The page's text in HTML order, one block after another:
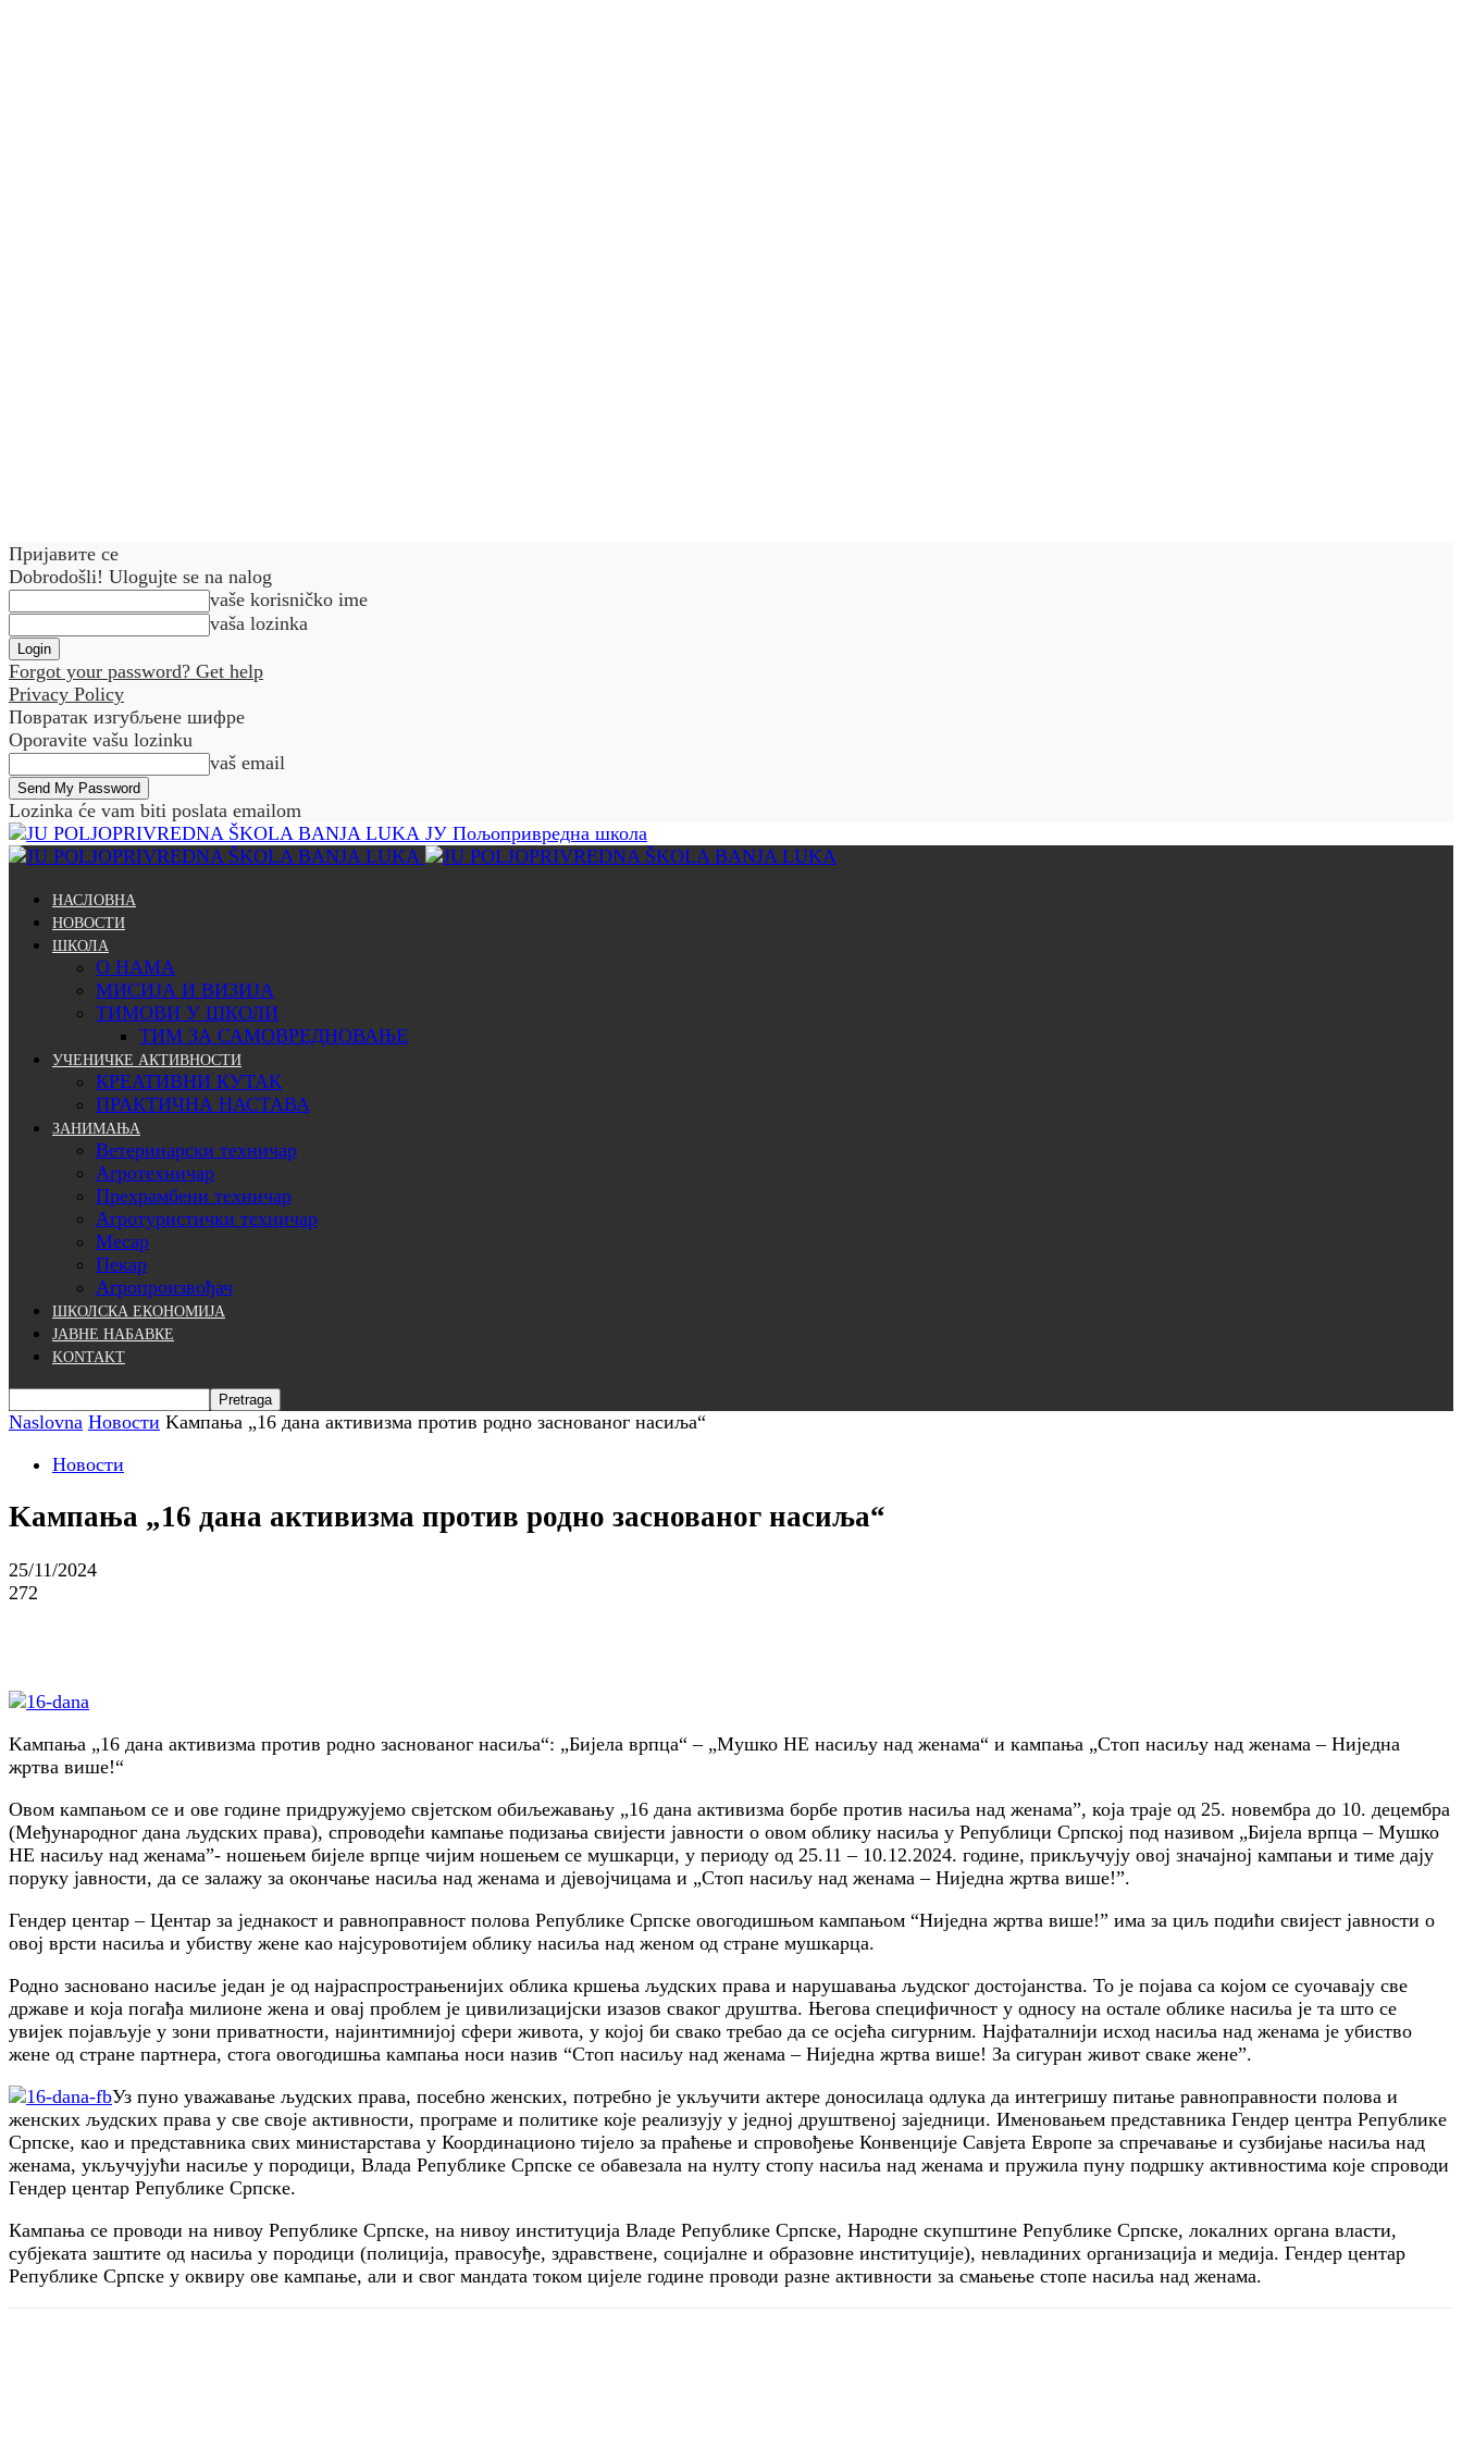
Пријавите се
Dobrodošli! Ulogujte se na nalog
vaše korisničko ime
vaša lozinka
Forgot your password? Get help
Privacy Policy
Повратак изгубљене шифре
Oporavite vašu lozinku
vaš email
Lozinka će vam biti poslata emailom
ЈУ Пољопривредна школа
НАСЛОВНА
НОВОСТИ
ШКОЛА
О НАМА
МИСИЈА И ВИЗИЈА
ТИМОВИ У ШКОЛИ
ТИМ ЗА САМОВРЕДНОВАЊЕ
УЧЕНИЧКЕ АКТИВНОСТИ
КРЕАТИВНИ КУТАК
ПРАКТИЧНА НАСТАВА
ЗАНИМАЊА
Ветеринарски техничар
Агротехничар
Прехрамбени техничар
Агротуристички техничар
Месар
Пекар
Агропроизвођач
ШКОЛСКА ЕКОНОМИЈА
ЈАВНЕ НАБАВКЕ
KONTAKT
Naslovna Новости Kампања „16 дана активизма против родно заснованог насиља“
Новости
Kампања „16 дана активизма против родно заснованог насиља“
25/11/2024
272
Kампања „16 дана активизма против родно заснованог насиља“: „Бијела врпца“ – „Мушко НЕ насиљу над женама“ и кампањa „Стоп насиљу над женама – Ниједна
жртва више!“
Овом кампањом се и ове године придружујемо свјетском обиљежавању „16 дана активизма борбе против насиља над женама”, која траје од 25. новембра до 10. децембра
(Међународног дана људских права), спроводећи кампање подизања свијести јавности о овом облику насиља у Републици Српској под називом „Бијела врпца – Мушко
НЕ насиљу над женама”- ношењем бијеле врпце чијим ношењем се мушкарци, у периоду од 25.11 – 10.12.2024. године, прикључују овој значајној кампањи и тиме дају
поруку јавности, да се залажу за окончање насиља над женама и дјевојчицама и „Стоп насиљу над женама – Ниједна жртва више!”.
Гендер центар – Центар за једнакост и равноправност полова Републике Српске овогодишњом кампањом “Ниједна жртва више!” има за циљ подићи свијест јавности о
овој врсти насиља и убиству жене као најсуровотијем облику насиља над женом од стране мушкарца.
Родно засновано насиље један је од најраспрострањенијих облика кршења људских права и нарушавања људског достојанства. То је појава са којом се суочавају све
државе и која погађа милионе жена и овај проблем је цивилизацијски изазов сваког друштва. Његова специфичност у односу на остале облике насиља је та што се
увијек појављује у зони приватности, најинтимнијој сфери живота, у којој би свако требао да се осјећа сигурним. Најфаталнији исход насиља над женама је убиство
жене од стране партнера, стога овогодишња кампања носи назив “Стоп насиљу над женама – Ниједна жртва више! За сигуран живот сваке жене”.
Уз пуно уважавање људских права, посебно женских, потребно је укључити актере доносилаца одлука да интегришу питање равноправности полова и
женских људских права у све своје активности, програме и политике које реализују у једној друштвеној заједници. Именовањем представника Гендер центра Републике
Српске, као и представника свих министарстава у Координационо тијело за праћење и спровођење Конвенције Савјета Европе за спречавање и сузбијање насиља над
женама, укључујући насиље у породици, Влада Републике Српске се обавезала на нулту стопу насиља над женама и пружила пуну подршку активностима које спроводи
Гендер центар Републике Српске.
Кампања се проводи на нивоу Републике Српске, на нивоу институција Владе Републике Српске, Народне скупштине Републике Српске, локалних органа власти,
субјеката заштите од насиља у породици (полиција, правосуђе, здравствене, социјалне и образовне институције), невладиних организација и медија. Гендер центар
Републике Српске у оквиру ове кампање, али и свог мандата током цијеле године проводи разне активности за смањење стопе насиља над женама.